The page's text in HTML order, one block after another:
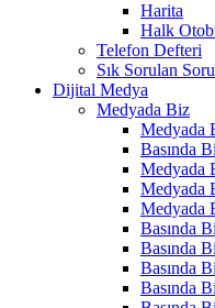
Harita
Halk
Telefon Defteri
Sık Sorulan
Dijital Medya
Medyada Biz
Medyada
Basında
Medyada
Medyada
Medyada
Basında
Basında
Basında
Basında